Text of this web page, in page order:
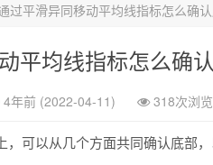
过平滑异同移动平均线指标怎么确
平均线指标怎么确
4年前 (2022-04-11) 318次浏览
，可以从几个方面共同确认底部，